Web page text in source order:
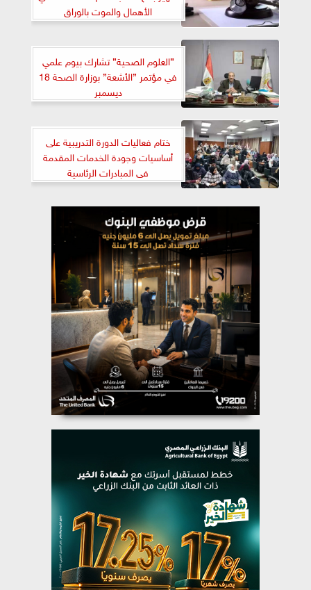
الأهمال والموت بالوراق
”العلوم الصحية” تشارك بيوم علمي
في مؤتمر ”الأشعة” بوزارة الصحة 18
ديسمبر
ختام فعاليات الدورة التدريبية على
أساسيات وجودة الخدمات المقدمة
فى المبادرات الرئاسية